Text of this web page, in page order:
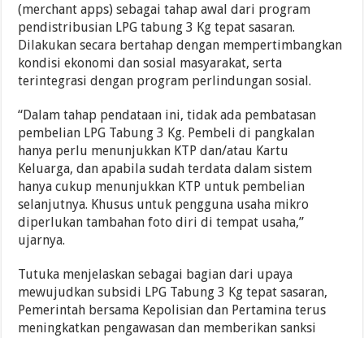
(merchant apps) sebagai tahap awal dari program
pendistribusian LPG tabung 3 Kg tepat sasaran.
Dilakukan secara bertahap dengan mempertimbangkan
kondisi ekonomi dan sosial masyarakat, serta
terintegrasi dengan program perlindungan sosial.
“Dalam tahap pendataan ini, tidak ada pembatasan
pembelian LPG Tabung 3 Kg. Pembeli di pangkalan
hanya perlu menunjukkan KTP dan/atau Kartu
Keluarga, dan apabila sudah terdata dalam sistem
hanya cukup menunjukkan KTP untuk pembelian
selanjutnya. Khusus untuk pengguna usaha mikro
diperlukan tambahan foto diri di tempat usaha,”
ujarnya.
Tutuka menjelaskan sebagai bagian dari upaya
mewujudkan subsidi LPG Tabung 3 Kg tepat sasaran,
Pemerintah bersama Kepolisian dan Pertamina terus
meningkatkan pengawasan dan memberikan sanksi